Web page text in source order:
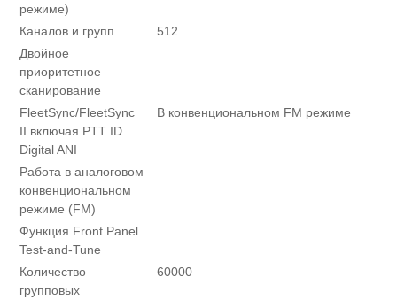
режиме)
Каналов и групп
512
Двойное
приоритетное
сканирование
FleetSync/FleetSync
II включая PTT ID
Digital ANI
В конвенциональном FM режиме
Работа в аналоговом
конвенциональном
режиме (FM)
Функция Front Panel
Test-and-Tune
Количество
групповых
60000